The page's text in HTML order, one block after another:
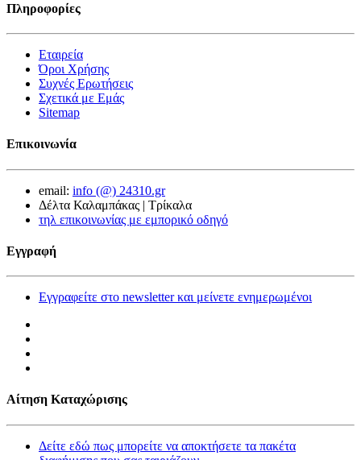
Πληροφορίες
Εταιρεία
Όροι Χρήσης
Συχνές Ερωτήσεις
Σχετικά με Εμάς
Sitemap
Επικοινωνία
email: info (@) 24310.gr
Δέλτα Καλαμπάκας | Τρίκαλα
τηλ επικοινωνίας με εμπορικό οδηγό
Εγγραφή
Εγγραφείτε στο newsletter και μείνετε ενημερωμένοι
Αίτηση Καταχώρισης
Δείτε εδώ πως μπορείτε να αποκτήσετε τα πακέτα